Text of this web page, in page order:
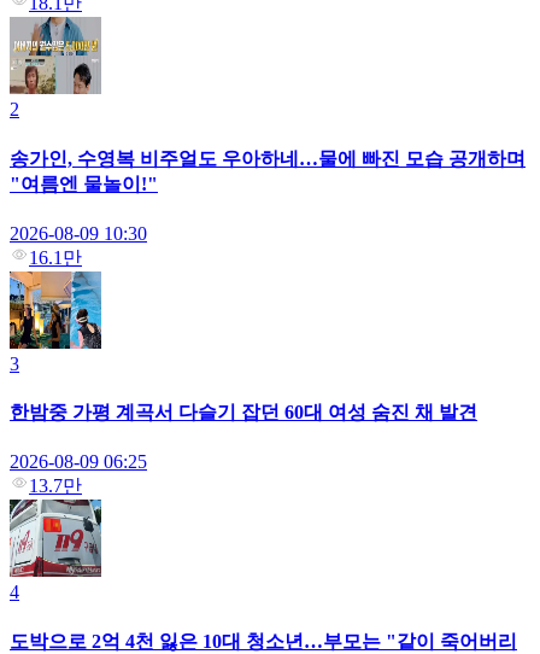
2
송가인, 수영복 비주얼도 우아하네…물에 빠진 모습 공개하며
"여름엔 물놀이!"
2026-08-09 10:30
16.1만
3
한밤중 가평 계곡서 다슬기 잡던 60대 여성 숨진 채 발견
2026-08-09 06:25
13.7만
4
도박으로 2억 4천 잃은 10대 청소년…부모는 "같이 죽어버리